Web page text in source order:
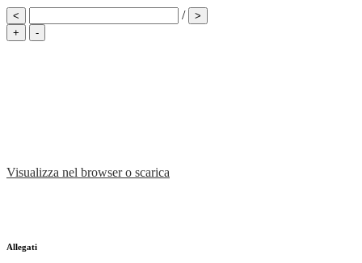
< /
>
+
-
Visualizza nel browser o scarica
Allegati